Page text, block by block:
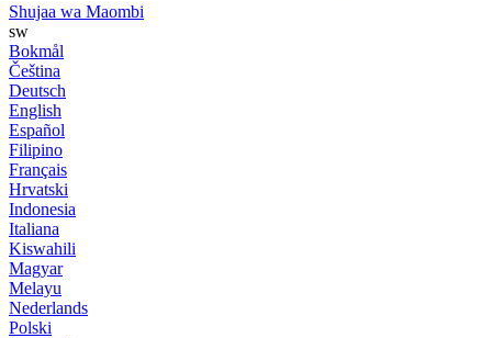
Shujaa wa Maombi
sw
Bokmål
Čeština
Deutsch
English
Español
Filipino
Français
Hrvatski
Indonesia
Italiana
Kiswahili
Magyar
Melayu
Nederlands
Polski